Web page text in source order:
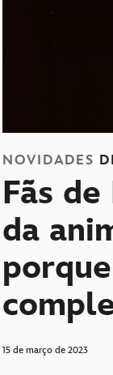
NOVIDADES
Fãs
da
15 de março de 2023